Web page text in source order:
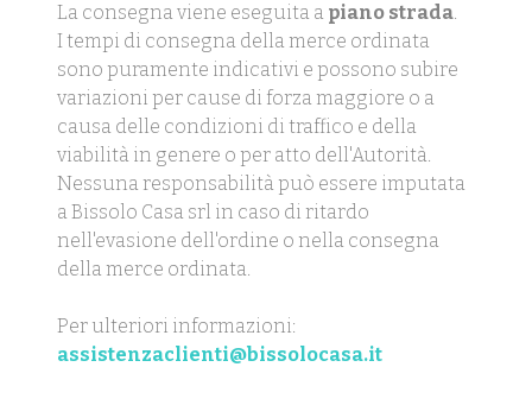
La consegna viene eseguita a piano strada.
I tempi di consegna della merce ordinata
sono puramente indicativi e possono subire
variazioni per cause di forza maggiore o a
causa delle condizioni di traffico e della
viabilità in genere o per atto dell'Autorità.
Nessuna responsabilità può essere imputata
a Bissolo Casa srl in caso di ritardo
nell'evasione dell'ordine o nella consegna
della merce ordinata.
Per ulteriori informazioni:
assistenzaclienti@bissolocasa.it